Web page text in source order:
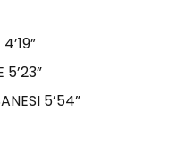
5’23”
5’54”